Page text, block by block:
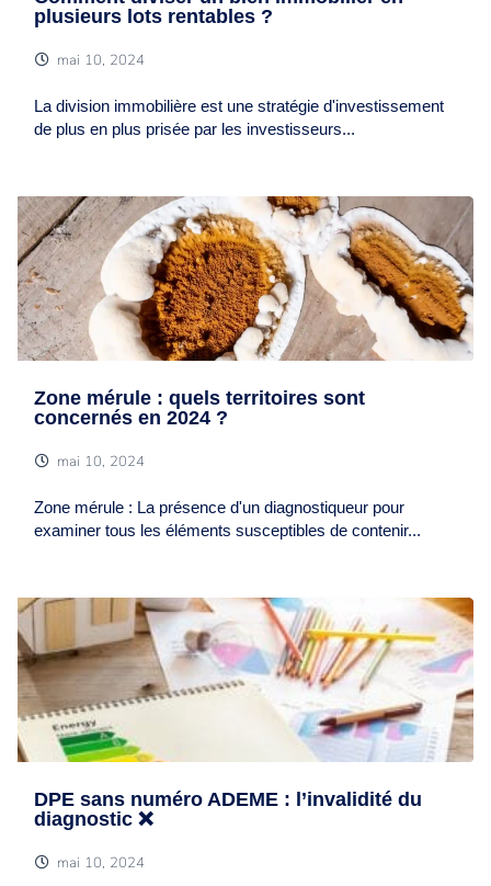
plusieurs lots rentables ?
mai 10, 2024
La division immobilière est une stratégie d'investissement
de plus en plus prisée par les investisseurs...
Zone mérule : quels territoires sont
concernés en 2024 ?
mai 10, 2024
Zone mérule : La présence d'un diagnostiqueur pour
examiner tous les éléments susceptibles de contenir...
DPE sans numéro ADEME : l’invalidité du
diagnostic ❌
mai 10, 2024